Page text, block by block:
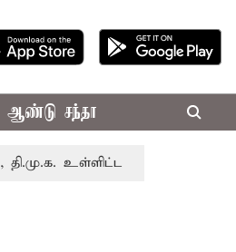
ஆண்டு சந்தா
உள்ளிட்ட எதிர்க்கட்சிகள்